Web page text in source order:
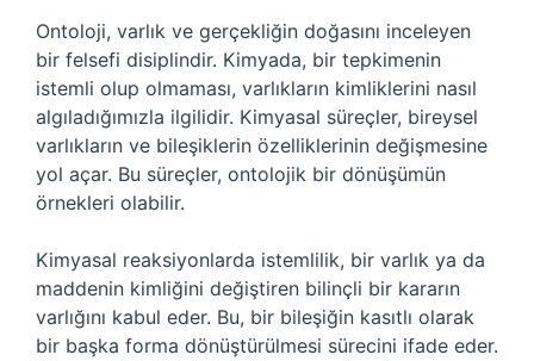
Ontoloji, varlık ve gerçekliğin doğasını inceleyen
bir felsefi disiplindir. Kimyada, bir tepkimenin
istemli olup olmaması, varlıkların kimliklerini nasıl
algıladığımızla ilgilidir. Kimyasal süreçler, bireysel
varlıkların ve bileşiklerin özelliklerinin değişmesine
yol açar. Bu süreçler, ontolojik bir dönüşümün
örnekleri olabilir.
Kimyasal reaksiyonlarda istemlilik, bir varlık ya da
maddenin kimliğini değiştiren bilinçli bir kararın
varlığını kabul eder. Bu, bir bileşiğin kasıtlı olarak
bir başka forma dönüştürülmesi sürecini ifade eder.